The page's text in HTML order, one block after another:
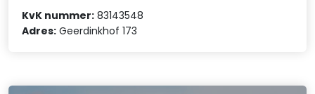
KvK nummer: 83143548
Adres: Geerdinkhof 173